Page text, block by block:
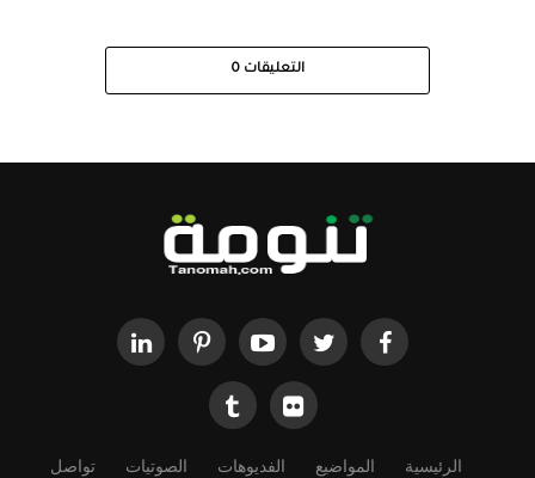
التعليقات 0
الرئيسية المواضيع الفديوهات الصوتيات تواصل